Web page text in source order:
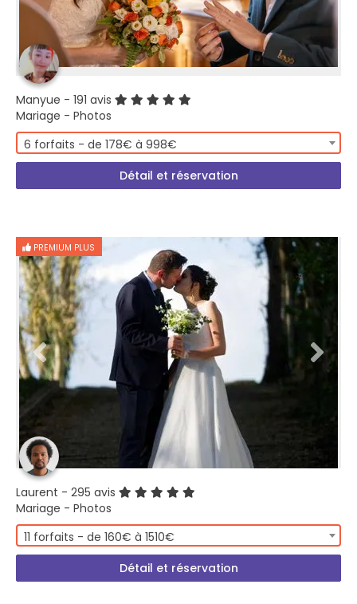
Manyue - 191 avis
Mariage - Photos
6 forfaits - de 178€ à 998€
Détail et réservation
PREMIUM PLUS
Laurent - 295 avis
Mariage - Photos
11 forfaits - de 160€ à 1510€
Détail et réservation